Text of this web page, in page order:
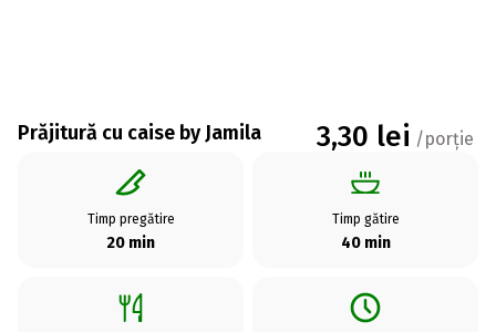
Prăjitură cu caise by Jamila 3,30 lei /porție
Timp pregătire
20 min
Timp gătire
40 min